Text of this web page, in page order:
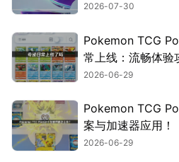
2026-07-30
Pokemon TCG
常上线：流畅体验
2026-06-29
Pokemon TCG
案与加速器应用！
2026-06-29